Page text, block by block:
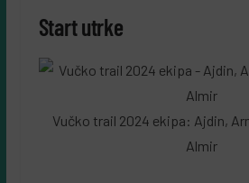
Start utrke
Vučko trail 2024 ekipa: Ajdin,
Almir